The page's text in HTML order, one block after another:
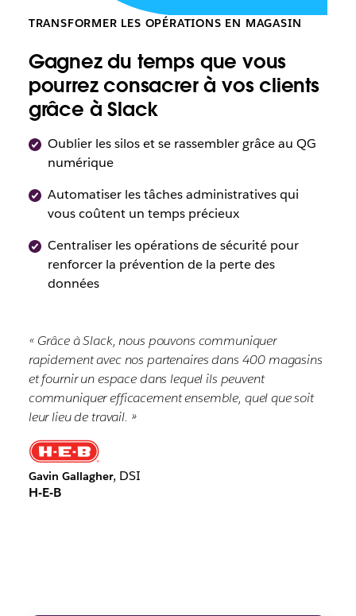
TRANSFORMER LES OPÉRATIONS EN MAGASIN
Gagnez du temps que vous
pourrez consacrer à vos clients
grâce à Slack
Oublier les silos et se rassembler grâce au QG
numérique
Automatiser les tâches administratives qui
vous coûtent un temps précieux
Centraliser les opérations de sécurité pour
renforcer la prévention de la perte des
données
« Grâce à Slack, nous pouvons communiquer
rapidement avec nos partenaires dans 400 magasins
et fournir un espace dans lequel ils peuvent
communiquer efficacement ensemble, quel que soit
leur lieu de travail. »
Gavin Gallagher, DSI
H-E-B